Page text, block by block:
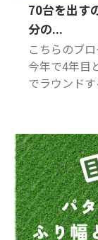
70台を出す
分の...
こちらのブ
今年で4年目
でラウンド